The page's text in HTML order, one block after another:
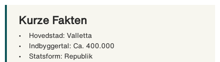
Kurze Fakten
• Hovedstad: Valletta
• Indbyggertal: Ca. 400.000
• Statsform: Republik